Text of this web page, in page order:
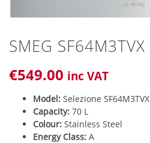
SMEG SF64M3TVX
€549.00 inc VAT
Model: Selezione SF64M3TVX
Capacity: 70 L
Colour: Stainless Steel
Energy Class: A